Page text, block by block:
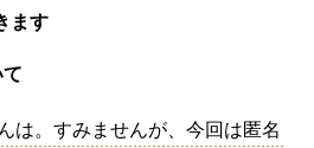
ます
は。すみませんが、今回は匿名